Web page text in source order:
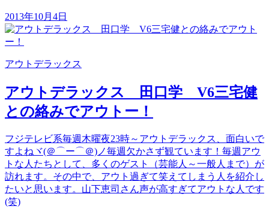
2013年10月4日
アウトデラックス
アウトデラックス 田口学 V6三宅健
との絡みでアウトー！
フジテレビ系毎週木曜夜23時～アウトデラックス、面白いで
すよねヾ(＠⌒ー⌒＠)ノ毎週欠かさず観ています！毎週アウ
トな人たちとして、多くのゲスト（芸能人～一般人まで）が
訪れます。その中で、アウト過ぎて笑えてしまう人を紹介し
たいと思います。山下恵司さん声が高すぎてアウトな人です
(笑)